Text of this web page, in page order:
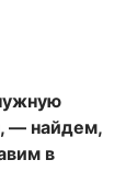
— найдем,
в